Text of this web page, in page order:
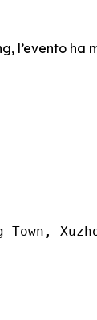
l’evento ha
Town,